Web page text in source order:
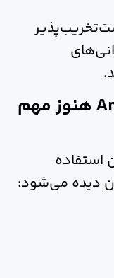
چرا شناخت اصطلاح Amylum هنوز مهم
استفاده
دیده می‌شود: